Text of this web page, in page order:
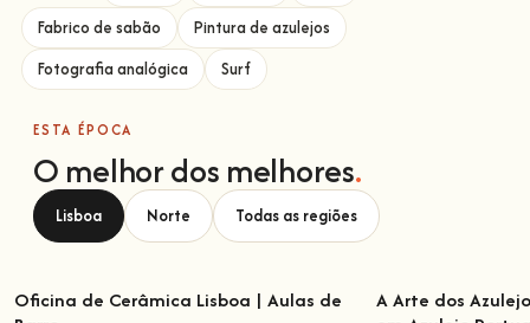
Fabrico de sabão
Pintura de azulejos
Fotografia analógica
Surf
ESTA ÉPOCA
O melhor dos melhores.
Lisboa Norte Todas as regiões
Oficina de Cerâmica Lisboa | Aulas de
A Arte dos